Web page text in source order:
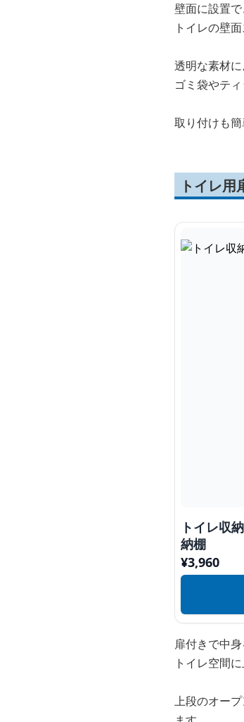
壁面に設置
トイレの壁
透明な素材
ゴミ袋やテ
取り付けも
トイレ
トイレ収
納棚
¥3,960
扉付きで中
トイレ空間
上段のオー